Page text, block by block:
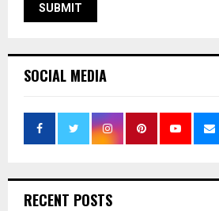
SOCIAL MEDIA
RECENT POSTS